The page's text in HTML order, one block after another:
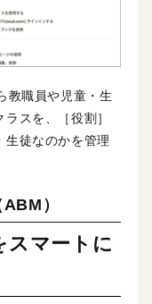
教職員や児童・生
スを、［役割］
生徒なのかを管理
）
スマートに